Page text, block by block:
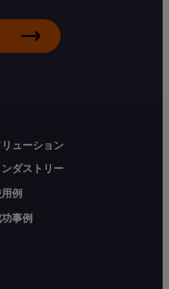
リューション
ンダストリー
例
功事例